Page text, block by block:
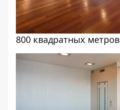
800 квадратных метров